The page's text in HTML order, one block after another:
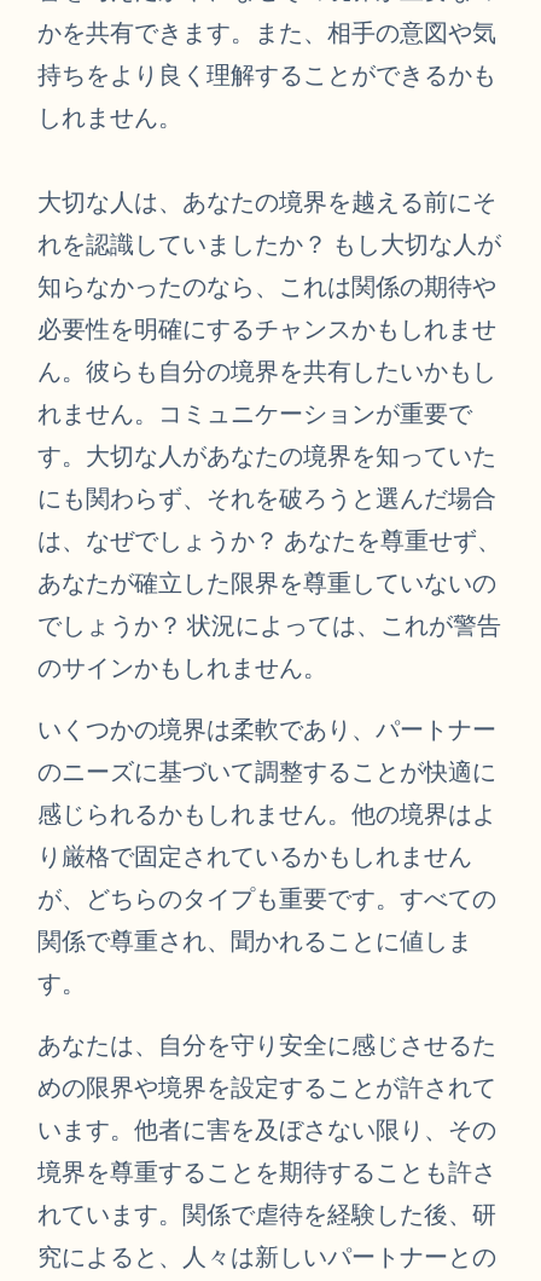
かを共有できます。また、相手の意図や気
持ちをより良く理解することができるかも
しれません。
大切な人は、あなたの境界を越える前にそ
れを認識していましたか？ もし大切な人が
知らなかったのなら、これは関係の期待や
必要性を明確にするチャンスかもしれませ
ん。彼らも自分の境界を共有したいかもし
れません。コミュニケーションが重要で
す。大切な人があなたの境界を知っていた
にも関わらず、それを破ろうと選んだ場合
は、なぜでしょうか？ あなたを尊重せず、
あなたが確立した限界を尊重していないの
でしょうか？ 状況によっては、これが警告
のサインかもしれません。
いくつかの境界は柔軟であり、パートナー
のニーズに基づいて調整することが快適に
感じられるかもしれません。他の境界はよ
り厳格で固定されているかもしれません
が、どちらのタイプも重要です。すべての
関係で尊重され、聞かれることに値しま
す。
あなたは、自分を守り安全に感じさせるた
めの限界や境界を設定することが許されて
います。他者に害を及ぼさない限り、その
境界を尊重することを期待することも許さ
れています。関係で虐待を経験した後、研
究によると、人々は新しいパートナーとの